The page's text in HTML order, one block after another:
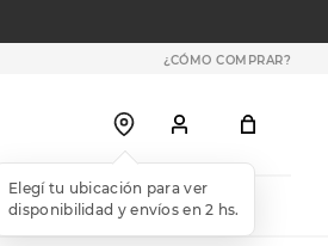
¿CÓMO COMPRAR?
WEB